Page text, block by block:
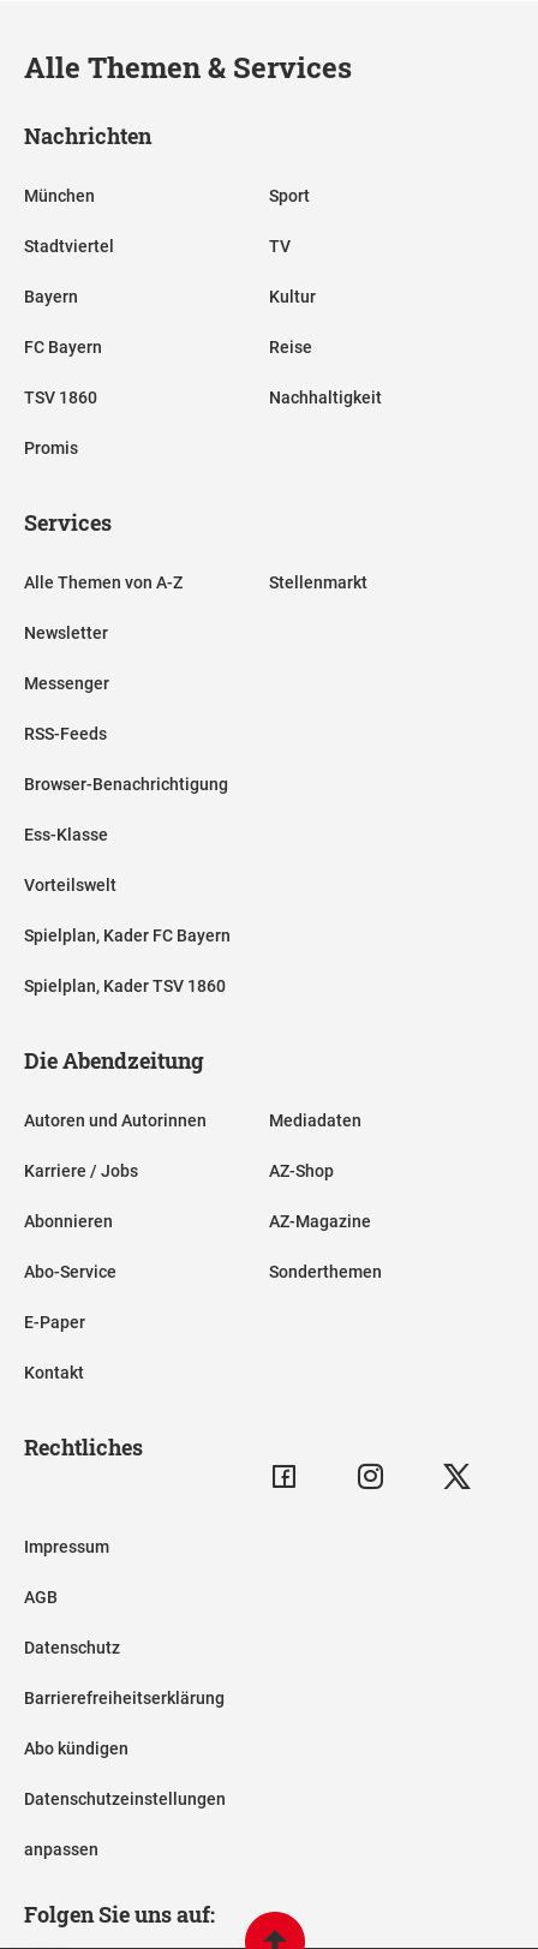
Alle Themen & Services
Nachrichten
München
Stadtviertel
Bayern
FC Bayern
TSV 1860
Promis
Sport
TV
Kultur
Reise
Nachhaltigkeit
Services
Alle Themen von A-Z
Newsletter
Messenger
RSS-Feeds
Browser-Benachrichtigung
Ess-Klasse
Vorteilswelt
Spielplan, Kader FC Bayern
Spielplan, Kader TSV 1860
Stellenmarkt
Die Abendzeitung
Autoren und Autorinnen
Karriere / Jobs
Abonnieren
Abo-Service
E-Paper
Kontakt
Mediadaten
AZ-Shop
AZ-Magazine
Sonderthemen
Rechtliches
Impressum
AGB
Datenschutz
Barrierefreiheitserklärung
Abo kündigen
Datenschutzeinstellungen
anpassen
Folgen Sie uns auf: